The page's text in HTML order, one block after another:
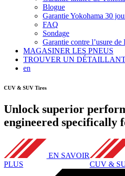
Blogue
Garantie Yokohama 30
FAQ
Sondage
Garantie contre l’usure de
MAGASINER LES PNEUS
TROUVER UN
en
CUV & SUV Tires
Unlock superior
engineered specifically
EN SAVOIR
PLUS
CUV &